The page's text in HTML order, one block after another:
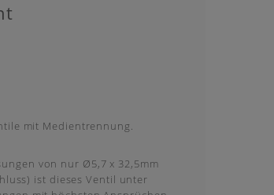
mit Medientrennung.
von nur Ø5,7 x 32,5mm
ist dieses Ventil unter